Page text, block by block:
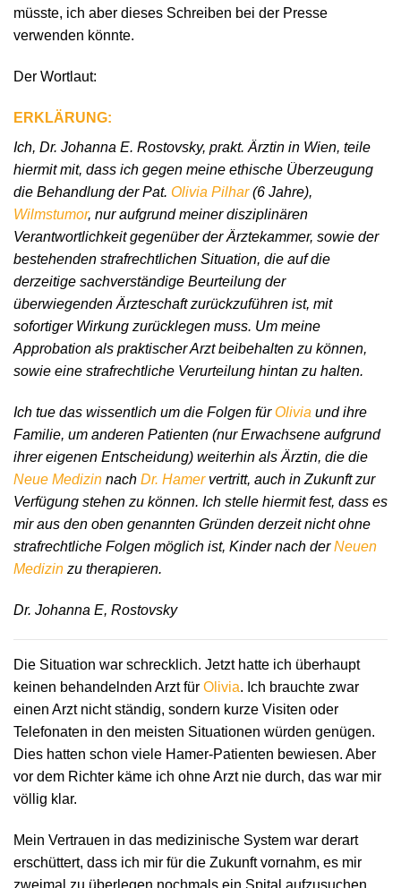
müsste, ich aber dieses Schreiben bei der Presse
verwenden könnte.
Der Wortlaut:
ERKLÄRUNG:
Ich, Dr. Johanna E. Rostovsky, prakt. Ärztin in Wien, teile
hiermit mit, dass ich gegen meine ethische Überzeugung
die Behandlung der Pat. Olivia Pilhar(6 Jahre),
Wilmstumor, nur aufgrund meiner disziplinären
Verantwortlichkeit gegenüber der Ärztekammer, sowie der
bestehenden strafrechtlichen Situation, die auf die
derzeitige sachverständige Beurteilung der
überwiegenden Ärzteschaft zurückzuführen ist, mit
sofortiger Wirkung zurücklegen muss. Um meine
Approbation als praktischer Arzt beibehalten zu können,
sowie eine strafrechtliche Verurteilung hintan zu halten.
Ich tue das wissentlich um die Folgen für Olivia und ihre
Familie, um anderen Patienten (nur Erwachsene aufgrund
ihrer eigenen Entscheidung) weiterhin als Ärztin, die die
Neue Medizin nach Dr. Hamervertritt, auch in Zukunft zur
Verfügung stehen zu können. Ich stelle hiermit fest, dass es
mir aus den oben genannten Gründen derzeit nicht ohne
strafrechtliche Folgen möglich ist, Kinder nach derNeuen
Medizin zu therapieren.
Dr. Johanna E, Rostovsky
Die Situation war schrecklich. Jetzt hatte ich überhaupt
keinen behandelnden Arzt für Olivia. Ich brauchte zwar
einen Arzt nicht ständig, sondern kurze Visiten oder
Telefonaten in den meisten Situationen würden genügen.
Dies hatten schon viele Hamer-Patienten bewiesen. Aber
vor dem Richter käme ich ohne Arzt nie durch, das war mir
völlig klar.
Mein Vertrauen in das medizinische System war derart
erschüttert, dass ich mir für die Zukunft vornahm, es mir